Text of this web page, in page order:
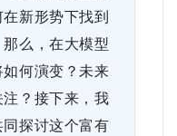
新形势下找到
么，在大模型
何演变？未来
？接下来，我
探讨这个富有